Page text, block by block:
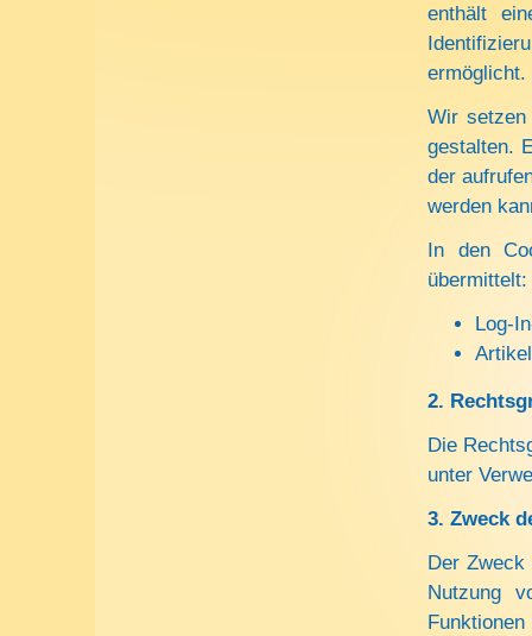
enthält
ermöglicht.
Wir setzen
gestalten.
der
werden
In den
übermittelt:
Log-
2.
Die
unter
3. Zweck
Der
Nutzung